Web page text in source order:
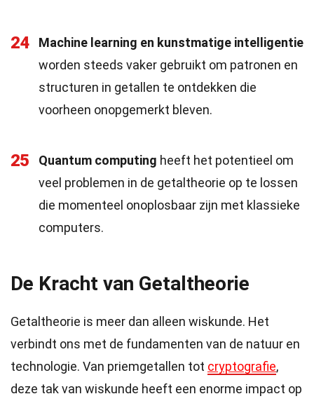
24
Machine learning en kunstmatige intelligentie
worden steeds vaker gebruikt om patronen en
structuren in getallen te ontdekken die
voorheen onopgemerkt bleven.
25 Quantum computing heeft het potentieel om
veel problemen in de getaltheorie op te lossen
die momenteel onoplosbaar zijn met klassieke
computers.
De Kracht van Getaltheorie
Getaltheorie is meer dan alleen wiskunde. Het
verbindt ons met de fundamenten van de natuur en
technologie. Van priemgetallen tot cryptografie,
deze tak van wiskunde heeft een enorme impact op